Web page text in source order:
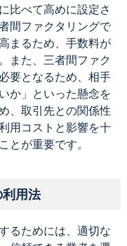
比べて高めに設定さ
間ファクタリングで
まるため、手数料が
また、三者間ファク
要となるため、相手
か」といった懸念を
、取引先との関係性
用コストと影響を十
とが重要です。
利用法
るためには、適切な